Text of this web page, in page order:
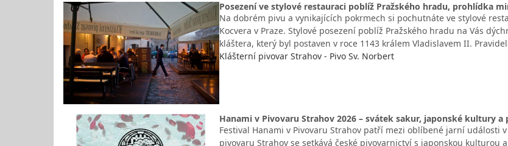
Posezení ve stylové restauraci poblíž Pražského hradu, prohlídka
Na dobrém pivu a vynikajících pokrmech si pochutnáte ve stylové
Kocvera v Praze. Stylové posezení poblíž Pražského hradu na Vás
kláštera, který byl postaven v roce 1143 králem Vladislavem II.
Klášterní pivovar Strahov - Pivo Sv. Norbert
Hanami v Pivovaru Strahov 2026 – svátek sakur, japonské kultury a
Festival Hanami v Pivovaru Strahov patří mezi oblíbené jarní události
pivovaru Strahov se setkává české pivovarnictví s japonskou kulturou